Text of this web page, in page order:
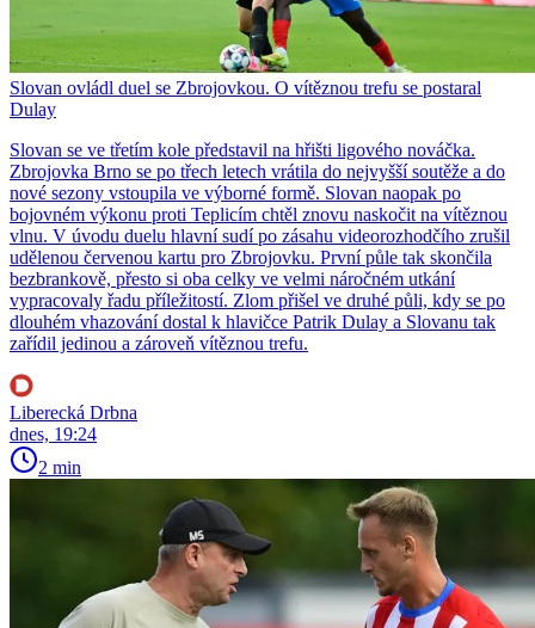
Slovan ovládl duel se Zbrojovkou. O vítěznou trefu se postaral
Dulay
Slovan se ve třetím kole představil na hřišti ligového nováčka.
Zbrojovka Brno se po třech letech vrátila do nejvyšší soutěže a do
nové sezony vstoupila ve výborné formě. Slovan naopak po
bojovném výkonu proti Teplicím chtěl znovu naskočit na vítěznou
vlnu. V úvodu duelu hlavní sudí po zásahu videorozhodčího zrušil
udělenou červenou kartu pro Zbrojovku. První půle tak skončila
bezbrankově, přesto si oba celky ve velmi náročném utkání
vypracovaly řadu příležitostí. Zlom přišel ve druhé půli, kdy se po
dlouhém vhazování dostal k hlavičce Patrik Dulay a Slovanu tak
zařídil jedinou a zároveň vítěznou trefu.
Liberecká Drbna
dnes, 19:24
2 min